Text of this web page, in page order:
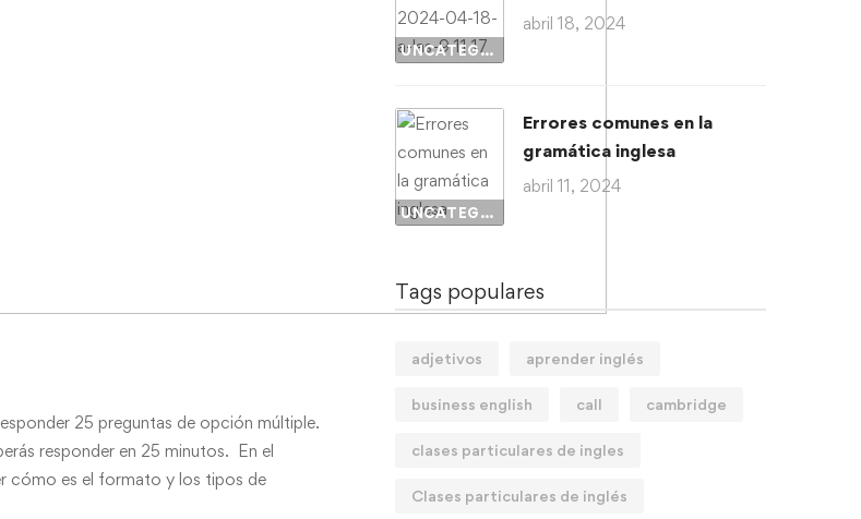
25 preguntas de opción múltiple.
responder en 25 minutos. En el
cómo es el formato y los tipos de
UNCATEGORIZED
abril 18, 2024
UNCATEGORIZED
Errores comunes en la
gramática inglesa
abril 11, 2024
Tags populares
adjetivos aprender inglés
business english call cambridge
clases particulares de ingles
Clases particulares de inglés